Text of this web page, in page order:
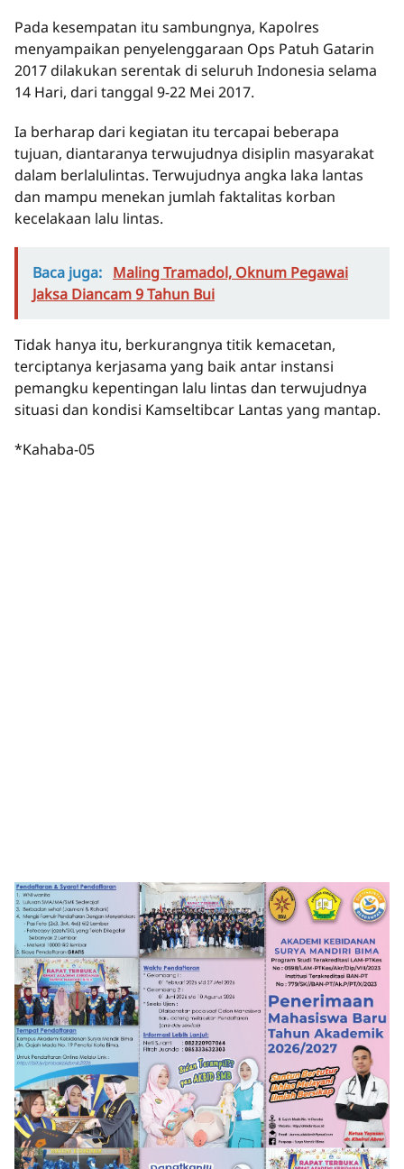
Pada kesempatan itu sambungnya, Kapolres
menyampaikan penyelenggaraan Ops Patuh Gatarin
2017 dilakukan serentak di seluruh Indonesia selama
14 Hari, dari tanggal 9-22 Mei 2017.
Ia berharap dari kegiatan itu tercapai beberapa
tujuan, diantaranya terwujudnya disiplin masyarakat
dalam berlalulintas. Terwujudnya angka laka lantas
dan mampu menekan jumlah faktalitas korban
kecelakaan lalu lintas.
Baca juga: Maling Tramadol, Oknum Pegawai
Jaksa Diancam 9 Tahun Bui
Tidak hanya itu, berkurangnya titik kemacetan,
terciptanya kerjasama yang baik antar instansi
pemangku kepentingan lalu lintas dan terwujudnya
situasi dan kondisi Kamseltibcar Lantas yang mantap.
*Kahaba-05